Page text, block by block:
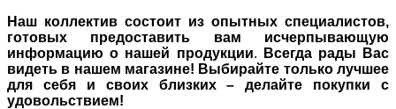
Наш коллектив состоит из опытных специалистов,
готовых предоставить вам исчерпывающую
информацию о нашей продукции.
Всегда рады Вас
видеть в нашем магазине! Выбирайте только лучшее
для себя и своих близких – делайте покупки с
удовольствием!